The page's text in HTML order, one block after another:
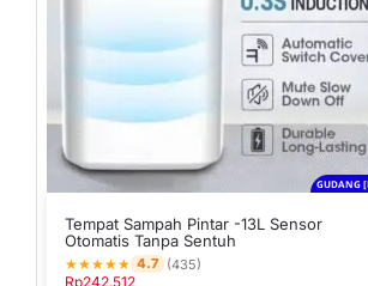
GUDANG
Tempat Sampah Pintar -13L Sensor
Otomatis Tanpa Sentuh
★★★★★ 4.7 (435)
Rp242.512